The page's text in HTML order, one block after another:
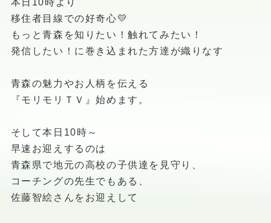
本日10時より
移住者目線での好奇心💛
もっと青森を知りたい！触れてみたい！
発信したい！に巻き込まれた方達が織りなす
青森の魅力やお人柄を伝える
『モリモリＴＶ』始めます。
そして本日10時～
早速お迎えするのは
青森県で地元の高校の子供達を見守り、
コーチングの先生でもある、
佐藤智絵さんをお迎えして